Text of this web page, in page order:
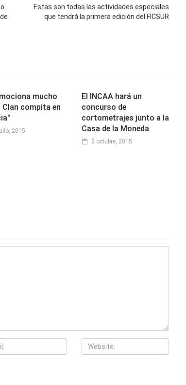
Estas son todas las actividades especiales
que tendrá la primera edición del FICSUR
mucho
Clan compita en
2015
El INCAA hará un
concurso de
cortometrajes junto a la
Casa de la Moneda
2 octubre, 2015